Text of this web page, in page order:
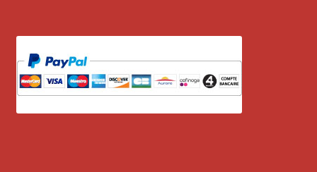
en laiton